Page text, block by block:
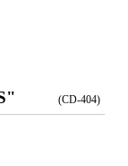
(CD-404)